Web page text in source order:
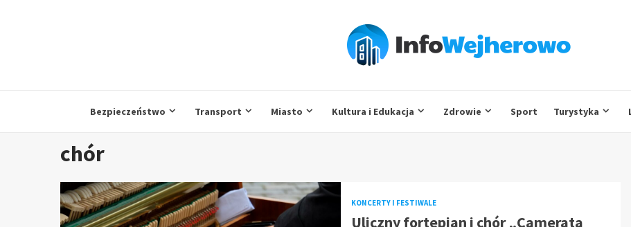
Bezpieczeństwo Transport Miasto Kultura i Edukacja Zdrowie Sport Turystyka
chór
KONCERTY I FESTIWALE
Uliczny fortepian i chór „Camerata